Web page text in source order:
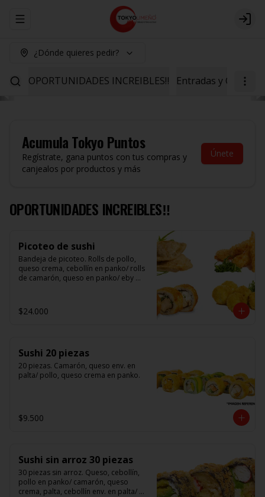
Abrir menu de navegación Login
¿Dónde quieres pedir?
OPORTUNIDADES INCREIBLES‼️ Entradas y
AcumulaTokyo Puntos
Regístrate, gana puntos con tus compras y
canjealos por productos y más
Únete
OPORTUNIDADES INCREIBLES‼️
Picoteo de sushi
Bandeja de picoteo. Rolls de pollo,
queso crema, cebollín en panko/ rolls
de camarón, queso en panko/ eby
crema)/ gyosas mixtas.
$24.000
Sushi 20 piezas
20 piezas. Camarón, queso env. en
palta/ pollo, queso crema en panko.
$9.500
Sushi sin arroz 30 piezas
30 piezas sin arroz. Queso, cebollín,
pollo en panko/ camarón, queso
crema, palta, cebollín env. en palta/